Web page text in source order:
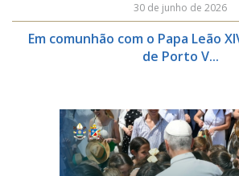
30 de junho de 2026
Em comunhão com o Papa Leão
de Porto V...